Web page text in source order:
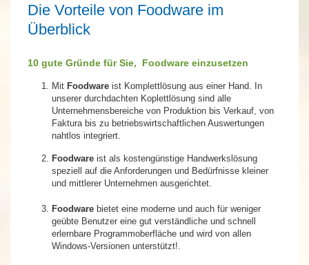
Die Vorteile von Foodware im
Überblick
10 gute Gründe für Sie, Foodware einzusetzen
Mit Foodware ist Komplettlösung aus einer Hand. In
unserer durchdachten Koplettlösung sind alle
Unternehmensbereiche von Produktion bis Verkauf, von
Faktura bis zu betriebswirtschaftlichen Auswertungen
nahtlos integriert.
Foodware ist als kostengünstige Handwerkslösung
speziell auf die Anforderungen und Bedürfnisse kleiner
und mittlerer Unternehmen ausgerichtet.
Foodware bietet eine moderne und auch für weniger
geübte Benutzer eine gut verständliche und schnell
erlernbare Programmoberfläche und wird von allen
Windows-Versionen unterstützt!.